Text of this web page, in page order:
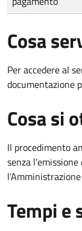
Cosa
Per accedere al
documentazione
Cosa si
Il procedimento
senza
Tempi e